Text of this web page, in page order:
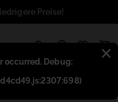
occurred. Debug:
Preise!